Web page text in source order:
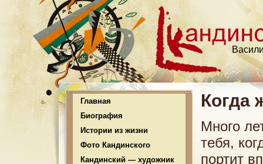
Главная
Биография
Истории из жизни
Фото Кандинского
Кандинский — художник
Когда
Mного
тебя,
портит